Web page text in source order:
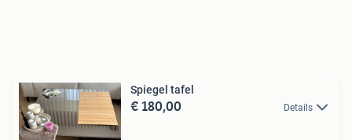
Spiegel tafel
€ 180,00 Details